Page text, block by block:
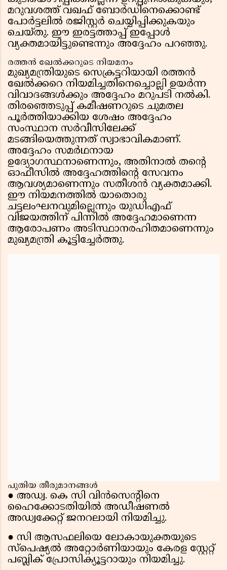
മറുവശത്ത് വഖഫ് ബോർഡിനെക്കൊണ്ട്
പോർട്ടലിൽ രജിസ്റ്റർ ചെയ്യിപ്പിക്കുകയും
ചെയ്തു. ഈ ഇരട്ടത്താപ്പ് ഇപ്പോൾ
വ്യക്തമായിട്ടുണ്ടെന്നും അദ്ദേഹം പറഞ്ഞു.
രത്തൻ ഖേൽക്കറുടെ നിയമനം
മുഖ്യമന്ത്രിയുടെ സെക്രട്ടറിയായി രത്തൻ
ഖേൽക്കറെ നിയമിച്ചതിനെച്ചൊല്ലി ഉയർന്ന
വിവാദങ്ങൾക്കും അദ്ദേഹം മറുപടി നൽകി.
തിരഞ്ഞെടുപ്പ് കമീഷണറുടെ ചുമതല
പൂർത്തിയാക്കിയ ശേഷം അദ്ദേഹം
സംസ്ഥാന സർവീസിലേക്ക്
മടങ്ങിയെത്തുന്നത് സ്വാഭാവികമാണ്.
അദ്ദേഹം സമർഥനായ
ഉദ്യോഗസ്ഥനാണെന്നും, അതിനാൽ തൻ്റെ
ഓഫീസിൽ അദ്ദേഹത്തിൻ്റെ സേവനം
ആവശ്യമാണെന്നും സതീശൻ വ്യക്തമാക്കി.
ഈ നിയമനത്തിൽ യാതൊരു
ചട്ടലംഘനവുമില്ലെന്നും യുഡിഎഫ്
വിജയത്തിന് പിന്നിൽ അദ്ദേഹമാണെന്ന
ആരോപണം അടിസ്ഥാനരഹിതമാണെന്നും
മുഖ്യമന്ത്രി കൂട്ടിച്ചേർത്തു.
പുതിയ തീരുമാനങ്ങൾ
● അഡ്വ. കെ സി വിൻസെൻ്റിനെ
ഹൈക്കോടതിയിൽ അഡീഷണൽ
അഡ്വക്കേറ്റ് ജനറലായി നിയമിച്ചു.
● സി ആസഫലിയെ ലോകായുക്തയുടെ
സ്പെഷ്യൽ അറ്റോർണിയായും കേരള സ്റ്റേറ്റ്
പബ്ലിക് പ്രോസിക്യൂട്ടറായും നിയമിച്ചു.